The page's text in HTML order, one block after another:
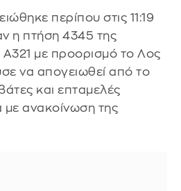
περίπου στις 11:19
η πτήση 4345 της
με προορισμό το Λος
να απογειωθεί από το
και επταμελές
ανακοίνωση της